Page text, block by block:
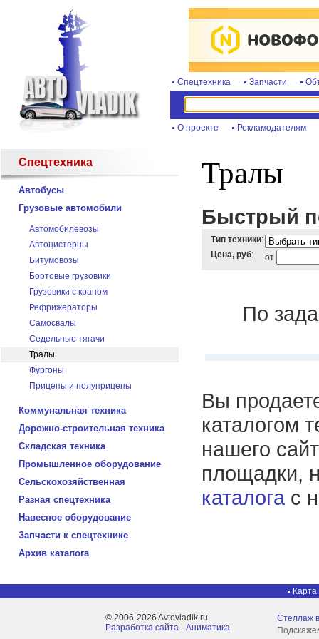
Спецтехника Запчасти
О проекте Рекламодателям
Спецтехника
Автобусы
Грузовые автомобили
Автомобилевозы
Автоцистерны
Битумовозы
Бортовые грузовики
Грузовики с краном
Рефрижераторы
Самосвалы
Седельные тягачи
Тралы
Фургоны
Прицепы и полуприцепы
Коммунальная техника
Дорожно-строительная техника
Складская техника
Промышленное оборудование
Сельскохозяйственная
Разная спецтехника
Навесное оборудование
Запчасти к спецтехнике
Архив каталога
Тралы
Быстрый
Тип техники:
Цена, руб: от
По
Вы
каталогом
нашего
площадки,
каталога с
Карта
© 2006-2026 Avtovladik.ru
Разработка сайта - Aниматика
Стеллаж